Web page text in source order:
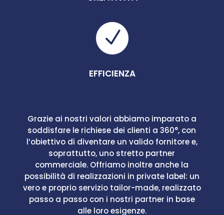
N
EFFICIENZA
Grazie ai nostri valori abbiamo imparato a
soddisfare le richiese dei clienti a 360°, con
l’obiettivo di diventare un valido fornitore e,
soprattutto, uno stretto partner
commerciale. Offriamo inoltre anche la
possibilità di realizzazioni in private label: un
vero e proprio servizio tailor-made, realizzato
passo a passo con i nostri partner in base
alle loro esigenze.